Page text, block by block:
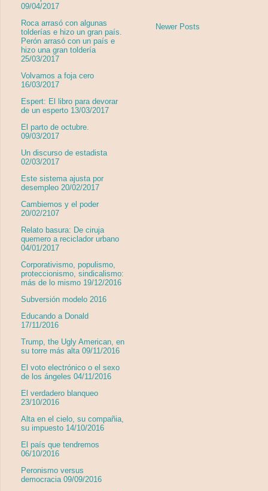
Newer Posts
09/04/2017
Roca arrasó con algunas
tolderías e hizo un gran país.
Perón arrasó con un país e
hizo una gran toldería
25/03/2017
Volvamos a foja cero
16/03/2017
Espert: El libro para devorar
de un esperto 13/03/2017
El parto de octubre.
09/03/2017
Un discurso de estadista
02/03/2017
Este sistema ajusta por
desempleo 20/02/2017
Cambiemos y el poder
20/02/2107
Relato basura: De ciruja
quemero a reciclador urbano
04/01/2017
Corporativismo, populismo,
proteccionismo, sindicalismo:
más de lo mismo 19/12/2016
Subversión modelo 2016
Educando a Donald
17/11/2016
Trump, the Ugly American, en
su torre más alta 09/11/2016
El voto electrónico o el sexo
de los ángeles 04/11/2016
El verdadero blanqueo
23/10/2016
Alta en el cielo, su compañia,
su impuesto 14/10/2016
El país que tendremos
06/10/2016
Peronismo versus
democracia 09/09/2016